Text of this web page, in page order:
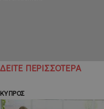
ΔΕΙΤΕ ΠΕΡΙΣΣΟΤΕΡΑ
ΚΥΠΡΟΣ